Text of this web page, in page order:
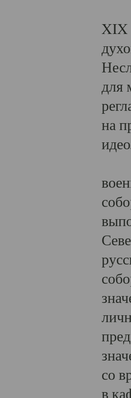
XIX
для
на
со
в